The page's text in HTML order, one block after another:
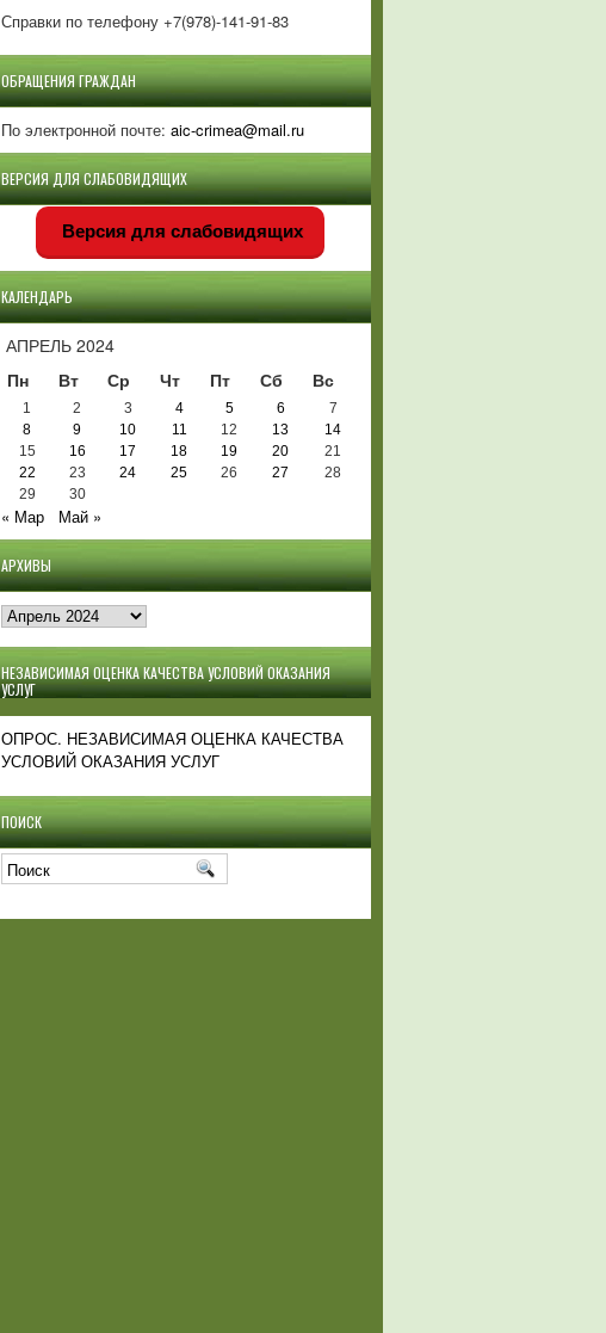
Справки по телефону +7(978)-141-91-83
ОБРАЩЕНИЯ ГРАЖДАН
По электронной почте: aic-crimea@mail.ru
ВЕРСИЯ ДЛЯ СЛАБОВИДЯЩИХ
Версия для слабовидящих
КАЛЕНДАРЬ
АПРЕЛЬ 2024
Пн
Вт Ср Чт Пт Сб Вс
1 2 3 4 5 6
7
8
9 10 11 12 13
14
15
16 17 18 19 20
21
22
23 24 25 26 27
28
29
30
« Мар Май »
АРХИВЫ
Архивы
НЕЗАВИСИМАЯ ОЦЕНКА КАЧЕСТВА УСЛОВИЙ ОКАЗАНИЯ
УСЛУГ
ОПРОС. НЕЗАВИСИМАЯ ОЦЕНКА КАЧЕСТВА
УСЛОВИЙ ОКАЗАНИЯ УСЛУГ
ПОИСК